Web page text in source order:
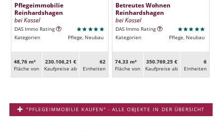
Pflegeimmobilie
Reinhardshagen
bei Kassel
DAS Immo Rating
Kategorien
Pflege, Neubau
48,76 m²
Fläche von
230.106,21 €
Kaufpreise ab
62
Ein­heiten
Betreutes Wohnen
Reinhardshagen
bei Kassel
DAS Immo Rating
Kategorien
Pflege, Neubau
74,33 m²
Fläche von
350.769,25 €
Kaufpreise ab
6
Ein­heiten
"PFLEGEIMMOBILIE KAUFEN" - ALLE OBJEKTE IN DER ÜBERSICHT